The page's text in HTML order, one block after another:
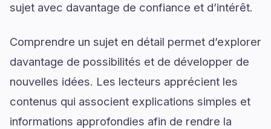
sujet avec davantage de confiance et d’intérêt.
Comprendre un sujet en détail permet d’explorer
davantage de possibilités et de développer de
nouvelles idées. Les lecteurs apprécient les
contenus qui associent explications simples et
informations approfondies afin de rendre la